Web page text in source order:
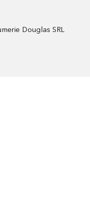
Douglas SRL